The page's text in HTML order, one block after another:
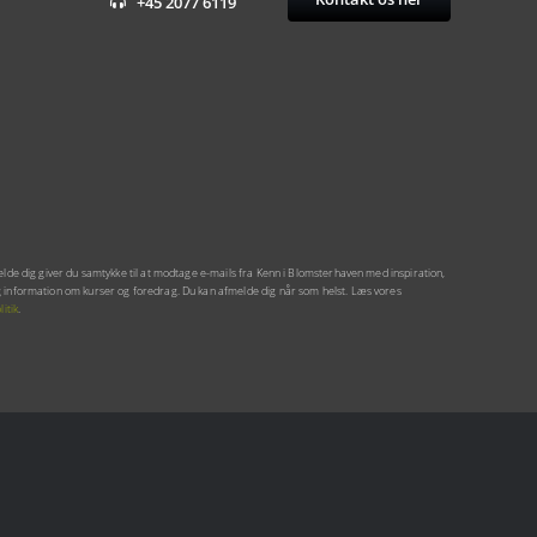
dig giver du samtykke til at modtage e-mails fra Kenn i Blomsterhaven med inspiration,
information om kurser og foredrag. Du kan afmelde dig når som helst. Læs vores
.